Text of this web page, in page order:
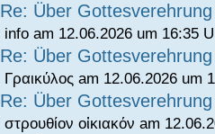
Re: Über Gottesverehrung
info am 12.06.2026 um 16:35
Re: Über Gottesverehrung
Γραικύλος am 12.06.2026 um
Re: Über Gottesverehrung
στρουθίον οἰκιακόν am